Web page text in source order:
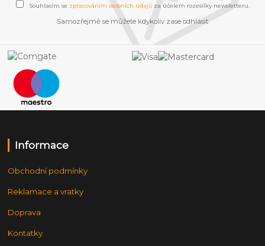
Souhlasím se zpracováním osobních údajůza účelem rozesílky newsletteru.
Samozřejmě se můžete kdykoliv zase odhlásit
Informace
Obchodní podmínky
Reklamace a vratky
Doprava
Kontatky